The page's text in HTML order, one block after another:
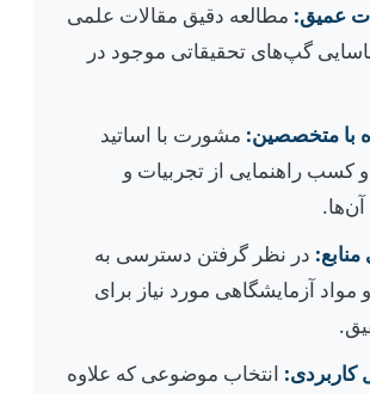
عمیق: مطالعه دقیق مقالات علمی
گپ‌های تحقیقاتی موجود در
با متخصصین: مشورت با اساتید
راهنمایی از تجربیات و
منابع: در نظر گرفتن دسترسی به
مواد آزمایشگاهی مورد نیاز برای
کاربردی: انتخاب موضوعی که علاوه